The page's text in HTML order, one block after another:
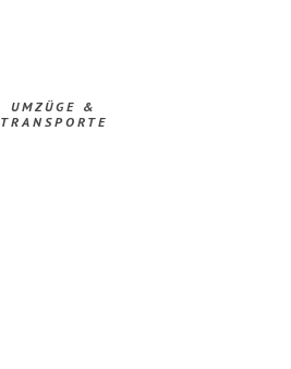
UMZÜGE &
TRANSPORTE